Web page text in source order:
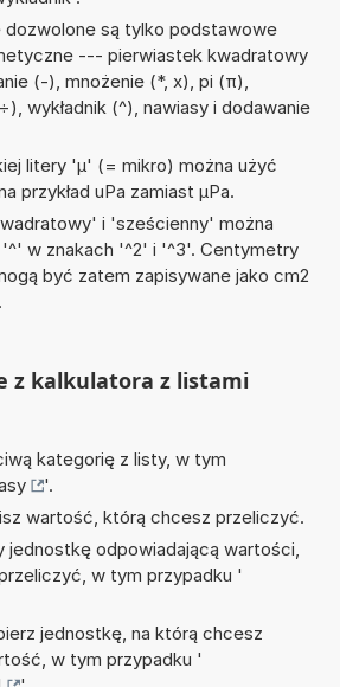
dozwolone są tylko podstawowe
--- pierwiastek kwadratowy
(-), mnożenie (*, x), pi (π),
wykładnik (^), nawiasy i dodawanie
litery 'µ' (= mikro) można użyć
przykład uPa zamiast µPa.
i 'sześcienny' można
'^' w znakach '^2' i '^3'. Centymetry
być zatem zapisywane jako cm2
z kalkulatora z listami
kategorię z listy, w tym
'.
wartość, którą chcesz przeliczyć.
jednostkę odpowiadającą wartości,
w tym przypadku '
jednostkę, na którą chcesz
w tym przypadku '